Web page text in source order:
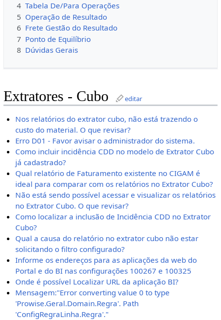
4 Tabela De/Para Operações
5 Operação de Resultado
6 Frete Gestão do Resultado
7 Ponto de Equilíbrio
8 Dúvidas Gerais
Extratores - Cubo editar
Nos relatórios do extrator cubo, não está trazendo o
custo do material. O que revisar?
Erro D01 - Favor avisar o administrador do sistema.
Como incluir incidência CDD no modelo de Extrator Cubo
já cadastrado?
Qual relatório de Faturamento existente no CIGAM é
ideal para comparar com os relatórios no Extrator Cubo?
Não está sendo possível acessar e visualizar os relatórios
no Extrator Cubo. O que revisar?
Como localizar a inclusão de Incidência CDD no Extrator
Cubo?
Qual a causa do relatório no extrator cubo não estar
solicitando o filtro configurado?
Informe os endereços para as aplicações da web do
Portal e do BI nas configurações 100267 e 100325
Onde é possível Localizar URL da aplicação BI?
Mensagem:"Error converting value 0 to type
'Prowise.Geral.Domain.Regra'. Path
'ConfigRegraLinha.Regra'."